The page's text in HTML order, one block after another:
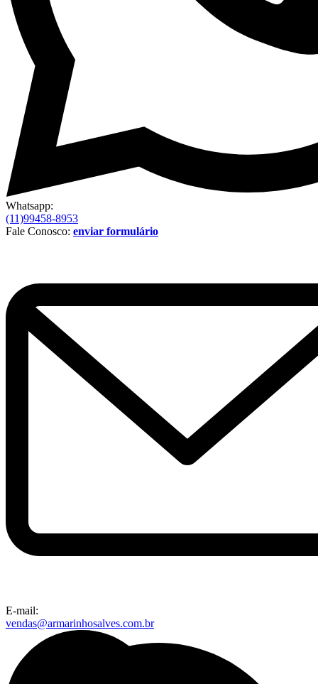
Whatsapp:
(11)99458-8953
Fale Conosco: enviar formulário
E-mail:
vendas@armarinhosalves.com.br